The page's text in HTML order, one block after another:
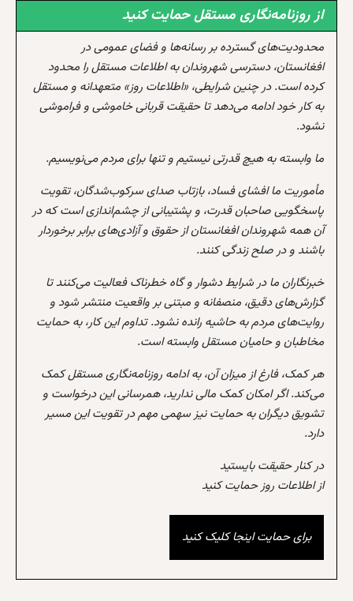
از روزنامه‌نگاری مستقل حمایت کنید
محدودیت‌های گسترده بر رسانه‌ها و فضای عمومی در
افغانستان، دسترسی شهروندان به اطلاعات مستقل را محدود
کرده است. در چنین شرایطی، «اطلاعات روز» متعهدانه و مستقل
به کار خود ادامه می‌دهد تا حقیقت قربانی خاموشی و فراموشی
نشود.
ما وابسته به هیچ قدرتی نیستیم و تنها برای مردم می‌نویسیم.
مأموریت ما افشای فساد، بازتاب صدای سرکوب‌شدگان، تقویت
پاسخگویی صاحبان قدرت، و پشتیبانی از چشم‌اندازی است که در
آن همه شهروندان افغانستان از حقوق و آزادی‌های برابر برخوردار
باشند و در صلح زندگی کنند.
خبرنگاران ما در شرایط دشوار و گاه خطرناک فعالیت می‌کنند تا
گزارش‌های دقیق، منصفانه و مبتنی بر واقعیت منتشر شود و
روایت‌های مردم به حاشیه رانده نشود. تداوم این کار، به حمایت
مخاطبان و حامیان مستقل وابسته است.
هر کمک، فارغ از میزان آن، به ادامه روزنامه‌نگاری مستقل کمک
می‌کند. اگر امکان کمک مالی ندارید، همرسانی این درخواست و
تشویق دیگران به حمایت نیز سهمی مهم در تقویت این مسیر
دارد.
در کنار حقیقت بایستید
از اطلاعات روز حمایت کنید
برای حمایت اینجا کلیک کنید